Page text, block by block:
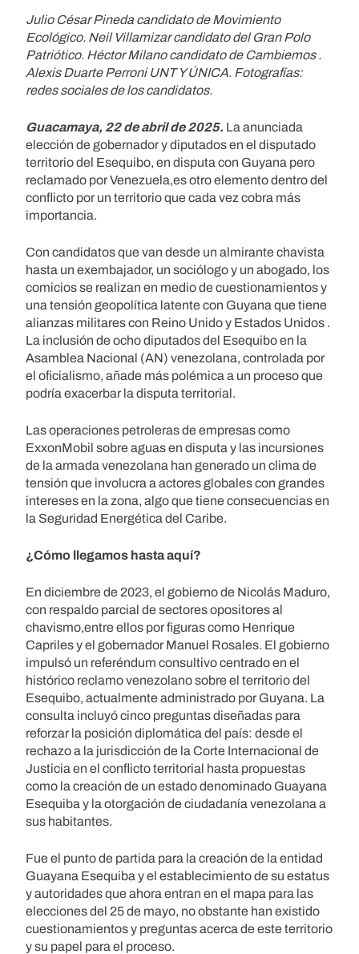
Julio César Pineda candidato de Movimiento
Ecológico. Neil Villamizar candidato del Gran Polo
Patriótico. Héctor Milano candidato de Cambiemos .
Alexis Duarte Perroni UNT Y ÚNICA. Fotografías:
redes sociales de los candidatos.
Guacamaya, 22 de abril de 2025. La anunciada
elección de gobernador y diputados en el disputado
territorio del Esequibo, en disputa con Guyana pero
reclamado por Venezuela,es otro elemento dentro del
conflicto por un territorio que cada vez cobra más
importancia.
Con candidatos que van desde un almirante chavista
hasta un exembajador, un sociólogo y un abogado, los
comicios se realizan en medio de cuestionamientos y
una tensión geopolítica latente con Guyana que tiene
alianzas militares con Reino Unido y Estados Unidos .
La inclusión de ocho diputados del Esequibo en la
Asamblea Nacional (AN) venezolana, controlada por
el oficialismo, añade más polémica a un proceso que
podría exacerbar la disputa territorial.
Las operaciones petroleras de empresas como
ExxonMobil sobre aguas en disputa y las incursiones
de la armada venezolana han generado un clima de
tensión que involucra a actores globales con grandes
intereses en la zona, algo que tiene consecuencias en
la Seguridad Energética del Caribe.
¿Cómo llegamos hasta aquí?
En diciembre de 2023, el gobierno de Nicolás Maduro,
con respaldo parcial de sectores opositores al
chavismo,entre ellos por figuras como Henrique
Capriles y el gobernador Manuel Rosales. El gobierno
impulsó un referéndum consultivo centrado en el
histórico reclamo venezolano sobre el territorio del
Esequibo, actualmente administrado por Guyana. La
consulta incluyó cinco preguntas diseñadas para
reforzar la posición diplomática del país: desde el
rechazo a la jurisdicción de la Corte Internacional de
Justicia en el conflicto territorial hasta propuestas
como la creación de un estado denominado Guayana
Esequiba y la otorgación de ciudadanía venezolana a
sus habitantes.
Fue el punto de partida para la creación de la entidad
Guayana Esequiba y el establecimiento de su estatus
y autoridades que ahora entran en el mapa para las
elecciones del 25 de mayo, no obstante han existido
cuestionamientos y preguntas acerca de este territorio
y su papel para el proceso.